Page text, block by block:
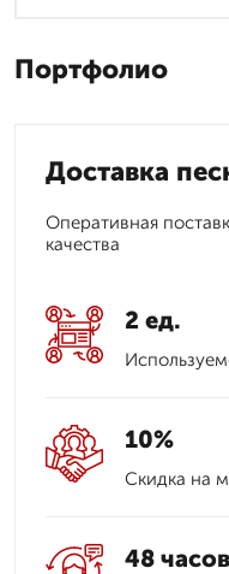
Портфолио
Доставка
Оперативная
качества
2 ед.
10%
Скидка на
48 часов